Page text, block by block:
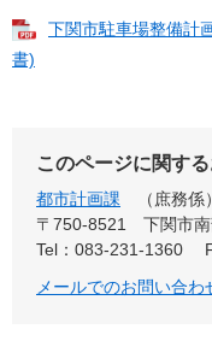
下関市駐車場整備計
書)
このページに関す
都市計画課
庶務係
〒750-8521
下関市
Tel：083-231-1360
メールでのお問い合わ